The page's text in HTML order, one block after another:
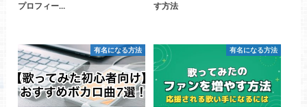
プロフィー…
す方法
有名になる方法 有名になる方法